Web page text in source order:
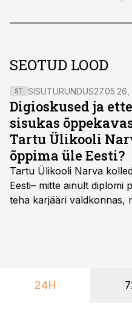
SEOTUD LOOD
ST SISUTURUNDUS27.05.26,
Digioskused ja
sisukas
Tartu Ülikooli
õppima üle Eesti?
Tartu Ülikooli Narva
Eesti– mitte ainult diplomi
teha karjääri valdkonnas,
24H